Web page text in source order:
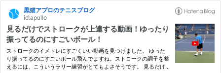
黒猫アプロのテニスブログ
id:apullo
見るだけでストロークが上達する動画！ゆったり
振ってるのにすごいボール！
ストロークのイメトレにすごくいい動画を見つけました。 ゆった
り振ってるのにすごいボール飛んでますね。ストロークの調子を整
えるには、こういうラリー練習がとてもよさそうです。 見るだけ